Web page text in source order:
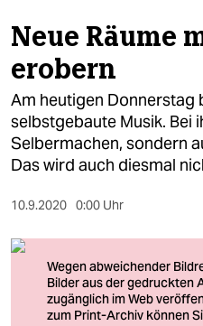
themen
politik
öko
gesellschaft
berlin
nord
Neue Räume
erobern
Am heutigen Donnerstag
selbstgebaute Musik. Bei
Selbermachen, sondern
Das wird auch diesmal
10.9.2020 0:00 Uhr